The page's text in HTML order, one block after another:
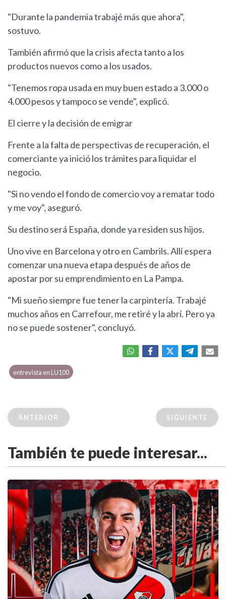
"Durante la pandemia trabajé más que ahora",
sostuvo.
También afirmó que la crisis afecta tanto a los
productos nuevos como a los usados.
"Tenemos ropa usada en muy buen estado a 3.000 o
4.000 pesos y tampoco se vende", explicó.
El cierre y la decisión de emigrar
Frente a la falta de perspectivas de recuperación, el
comerciante ya inició los trámites para liquidar el
negocio.
"Si no vendo el fondo de comercio voy a rematar todo
y me voy", aseguró.
Su destino será España, donde ya residen sus hijos.
Uno vive en Barcelona y otro en Cambrils. Allí espera
comenzar una nueva etapa después de años de
apostar por su emprendimiento en La Pampa.
"Mi sueño siempre fue tener la carpintería. Trabajé
muchos años en Carrefour, me retiré y la abrí. Pero ya
no se puede sostener", concluyó.
entrevista en LU100
ANTERIOR SIGUIENTE
También te puede interesar...